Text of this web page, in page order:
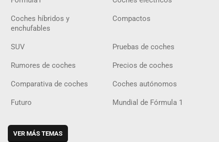
Coches híbridos y
enchufables
Compactos
SUV Pruebas de coches
Rumores de coches Precios de coches
Comparativa de coches Coches autónomos
Futuro Mundial de Fórmula 1
VER MÁS TEMAS